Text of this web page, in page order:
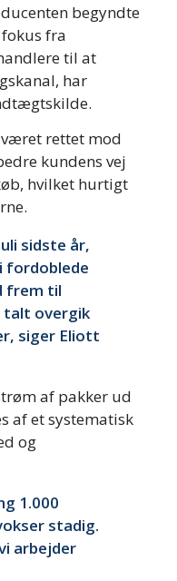
begyndte
fra
til at
har
rettet mod
kundens vej
hvilket hurtigt
sidste år,
fordoblede
frem til
overgik
siger Eliott
af pakker ud
af et systematisk
og
1.000
stadig.
arbejder